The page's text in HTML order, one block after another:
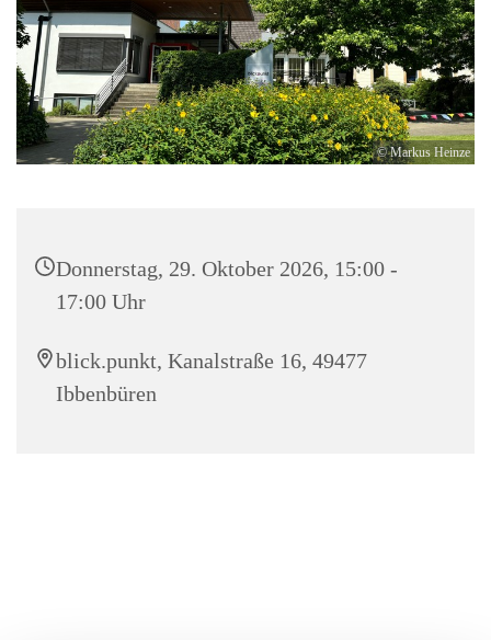
© Markus Heinze
Donnerstag, 29. Oktober 2026, 15:00 -
17:00 Uhr
blick.punkt, Kanalstraße 16, 49477
Ibbenbüren